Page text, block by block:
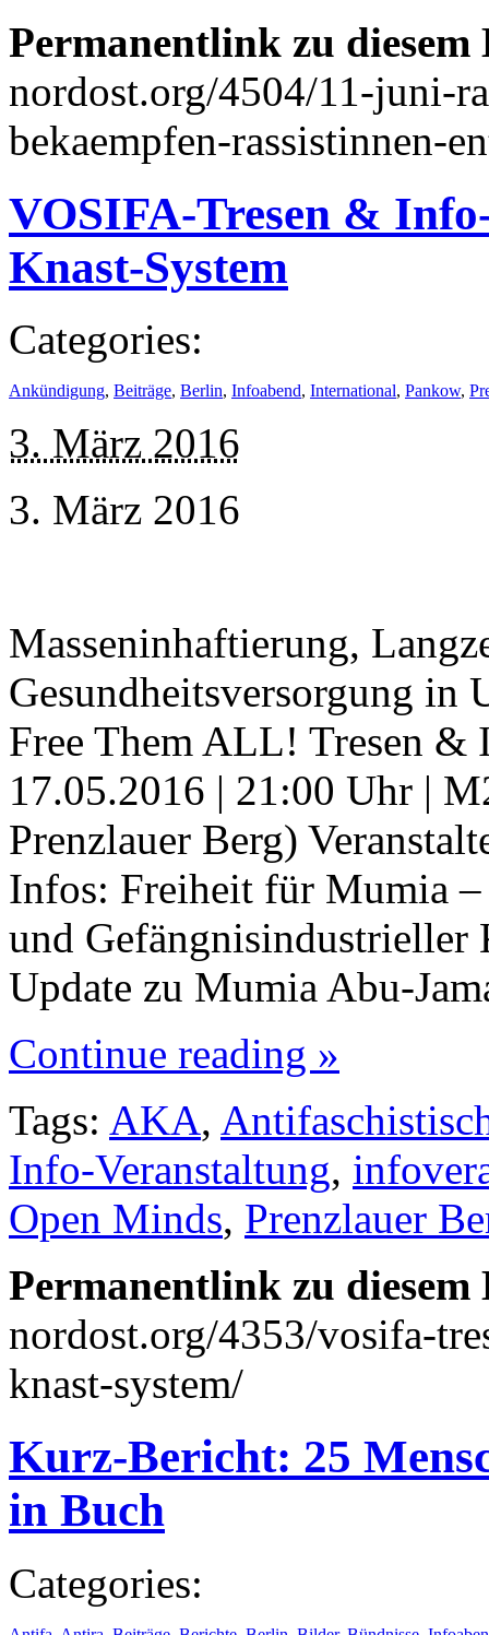
Permanentlink zu
nordost.org/4504/11-juni-
bekaempfen-rassistinnen-
VOSIFA-Tresen &
Knast-System
Categories:
Ankündigung, Beiträge, Berlin, Infoabend, International, Pankow,
3. März 2016
3. März 2016
Masseninhaftierung,
Gesundheitsversorgung
Free Them ALL! Tresen &
17.05.2016 | 21:00 Uhr |
Prenzlauer Berg)
Infos: Freiheit für Mumia
und
Update zu Mumia Abu-
Continue reading »
Tags: AKA,
Info-Veranstaltung,
Open Minds, Prenzlauer
Permanentlink zu
nordost.org/4353/vosifa-
knast-system/
Kurz-Bericht: 25
in Buch
Categories: